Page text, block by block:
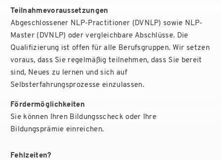
Teilnahmevoraussetzungen
Abgeschlossener NLP-Practitioner (DVNLP) sowie NLP-
Master (DVNLP) oder vergleichbare Abschlüsse. Die
Qualifizierung ist offen für alle Berufsgruppen. Wir setzen
voraus, dass Sie regelmäßig teilnehmen, dass Sie bereit
sind, Neues zu lernen und sich auf
Selbsterfahrungsprozesse einzulassen.
Fördermöglichkeiten
Sie können Ihren Bildungsscheck oder Ihre
Bildungsprämie einreichen.
Fehlzeiten?